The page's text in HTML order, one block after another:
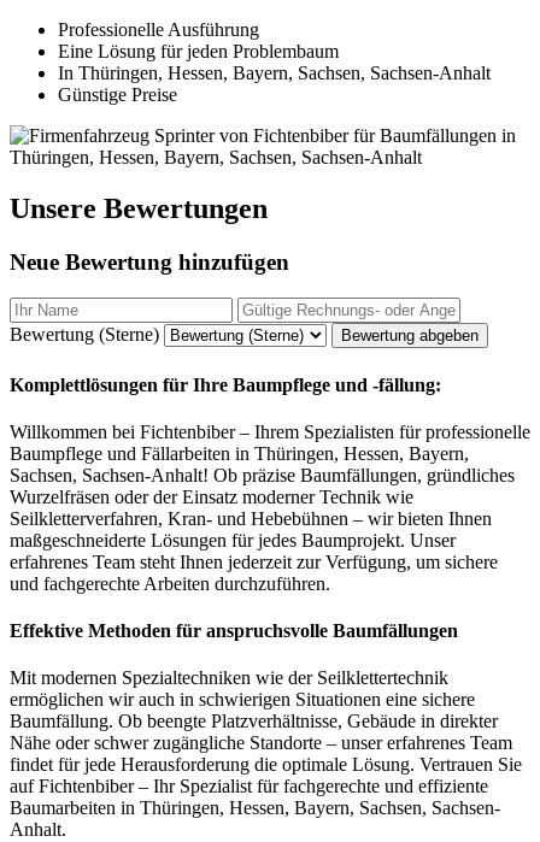
Professionelle Ausführung
Eine Lösung für jeden Problembaum
In Thüringen, Hessen, Bayern, Sachsen, Sachsen-Anhalt
Günstige Preise
Unsere Bewertungen
Neue Bewertung hinzufügen
Bewertung (Sterne) Bewertung abgeben
Komplettlösungen für Ihre Baumpflege und -fällung:
Willkommen bei Fichtenbiber – Ihrem Spezialisten für professionelle
Baumpflege und Fällarbeiten in Thüringen, Hessen, Bayern,
Sachsen, Sachsen-Anhalt! Ob präzise Baumfällungen, gründliches
Wurzelfräsen oder der Einsatz moderner Technik wie
Seilkletterverfahren, Kran- und Hebebühnen – wir bieten Ihnen
maßgeschneiderte Lösungen für jedes Baumprojekt. Unser
erfahrenes Team steht Ihnen jederzeit zur Verfügung, um sichere
und fachgerechte Arbeiten durchzuführen.
Effektive Methoden für anspruchsvolle Baumfällungen
Mit modernen Spezialtechniken wie der Seilklettertechnik
ermöglichen wir auch in schwierigen Situationen eine sichere
Baumfällung. Ob beengte Platzverhältnisse, Gebäude in direkter
Nähe oder schwer zugängliche Standorte – unser erfahrenes Team
findet für jede Herausforderung die optimale Lösung. Vertrauen Sie
auf Fichtenbiber – Ihr Spezialist für fachgerechte und effiziente
Baumarbeiten in Thüringen, Hessen, Bayern, Sachsen, Sachsen-
Anhalt.